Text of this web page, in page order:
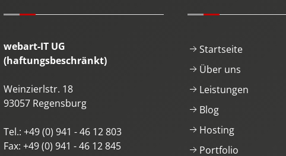
webart-IT UG
(haftungsbeschränkt)
Weinzierlstr. 18
93057 Regensburg
Tel.: +49 (0) 941 - 46 12 803
Fax: +49 (0) 941 - 46 12 845
Startseite
Über uns
Leistungen
Blog
Hosting
Portfolio